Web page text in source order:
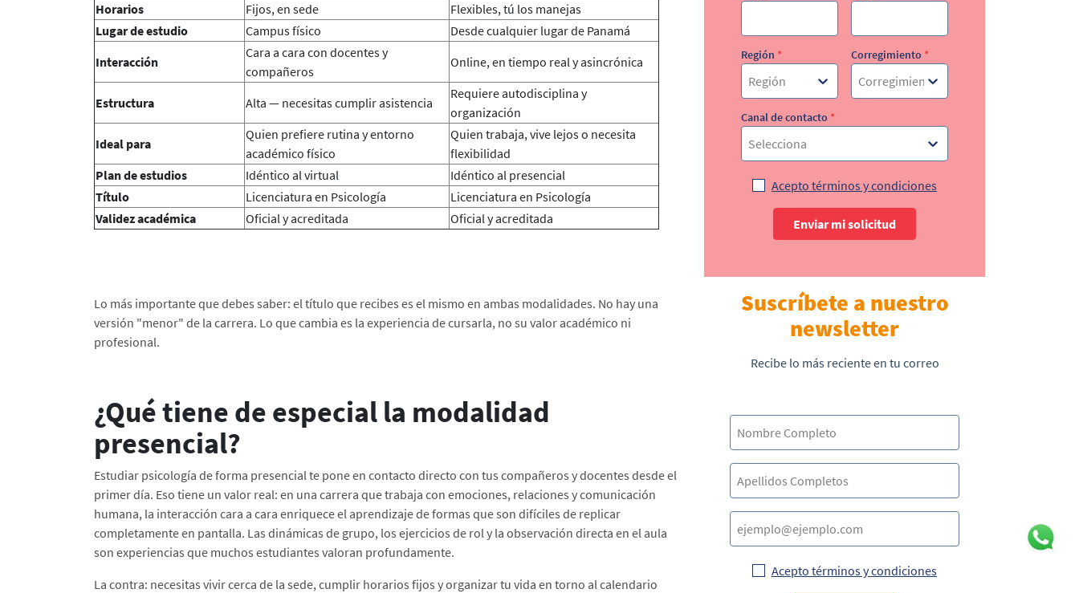
Horarios
Fijos, en sede
Flexibles, tú los manejas
Lugar de estudio
Campus físico
Desde cualquier lugar de Panamá
Interacción
Cara a cara con docentes y
compañeros
Online, en tiempo real y asincrónica
Estructura Alta — necesitas cumplir asistencia
Requiere autodisciplina y
organización
Ideal para
Quien prefiere rutina y entorno
académico físico
Quien trabaja, vive lejos o necesita
flexibilidad
Plan de estudios
Idéntico al virtual
Idéntico al presencial
Título
Licenciatura en Psicología
Licenciatura en Psicología
Validez académica
Oficial y acreditada Oficial y acreditada
Lo más importante que debes saber: el título que recibes es el mismo en ambas modalidades. No hay una
versión "menor" de la carrera. Lo que cambia es la experiencia de cursarla, no su valor académico ni
profesional.
¿Qué tiene de especial la modalidad
presencial?
Estudiar psicología de forma presencial te pone en contacto directo con tus compañeros y docentes desde el
primer día. Eso tiene un valor real: en una carrera que trabaja con emociones, relaciones y comunicación
humana, la interacción cara a cara enriquece el aprendizaje de formas que son difíciles de replicar
completamente en pantalla. Las dinámicas de grupo, los ejercicios de rol y la observación directa en el aula
son experiencias que muchos estudiantes valoran profundamente.
La contra: necesitas vivir cerca de la sede, cumplir horarios fijos y organizar tu vida en torno al calendario
Región *
Región
Corregimiento *
Corregimiento
Canal de contacto *
Selecciona
Acepto términos y condiciones
Enviar mi solicitud
Suscríbete a nuestro
newsletter
Recibe lo más reciente en tu correo
Acepto términos y condiciones